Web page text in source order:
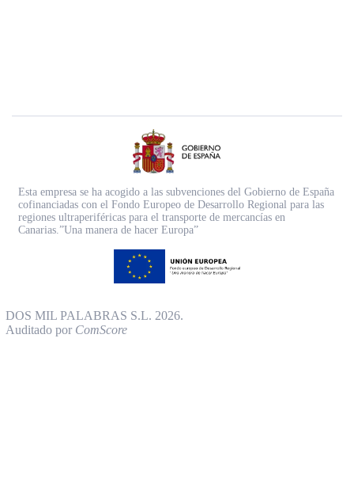
Esta empresa se ha acogido a las subvenciones del Gobierno de España
cofinanciadas con el Fondo Europeo de Desarrollo Regional para las
regiones ultraperiféricas para el transporte de mercancías en
Canarias.”Una manera de hacer Europa”
DOS MIL PALABRAS S.L. 2026.
Auditado por ComScore